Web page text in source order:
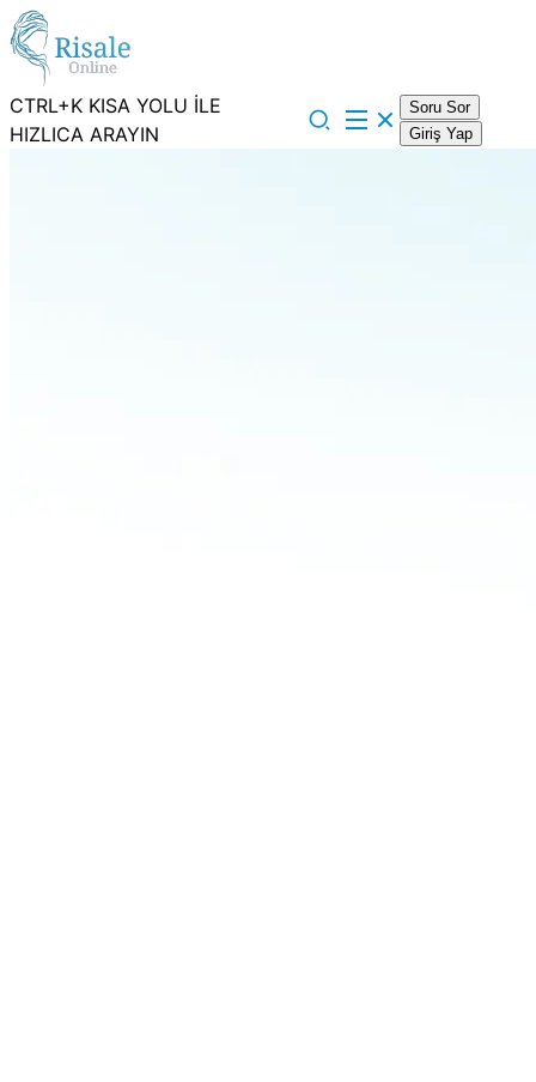
CTRL+K KISA YOLU İLE
HIZLICA ARAYIN
Soru Sor
Giriş Yap